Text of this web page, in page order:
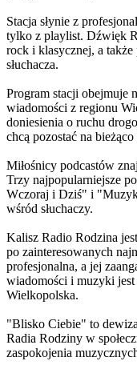
Stacja słynie z
tylko z playlist. Dźwięk
rock i klasycznej, a
słuchacza.
Program stacji obejmuje
wiadomości z regionu
doniesienia o ruchu
chcą pozostać na
Miłośnicy podcastów
Trzy najpopularniejsze
Wczoraj i Dziś" i
wśród słuchaczy.
Kalisz Radio Rodzina
po zainteresowanych
profesjonalna, a jej
wiadomości i muzyki jest
Wielkopolska.
"Blisko Ciebie" to
Radia Rodziny w
zaspokojenia